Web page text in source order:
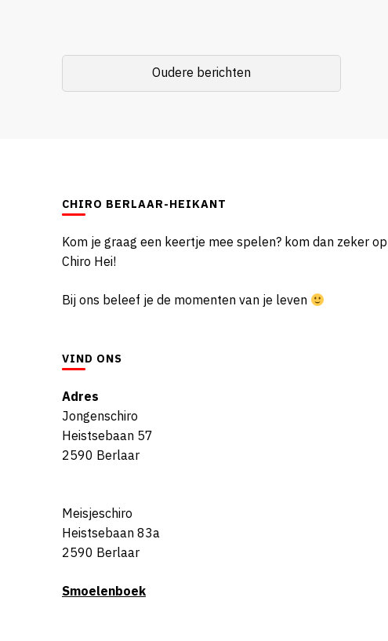
Berichtnavigatie
Oudere berichten
CHIRO BERLAAR-HEIKANT
Kom je graag een keertje mee spelen? kom dan zeker
Chiro Hei!
Bij ons beleef je de momenten van je leven
VIND ONS
Adres
Jongenschiro
Heistsebaan 57
2590 Berlaar
Meisjeschiro
Heistsebaan 83a
2590 Berlaar
Smoelenboek